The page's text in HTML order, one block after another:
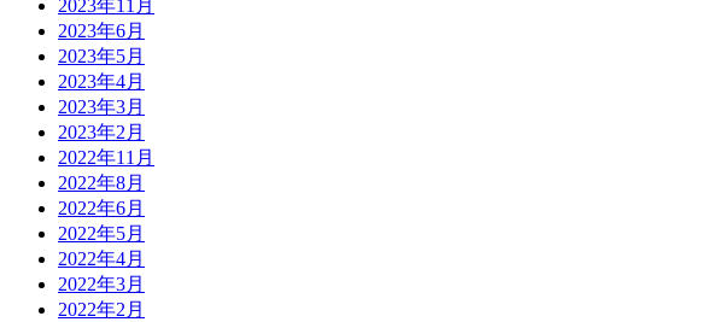
2023年11月
2023年6月
2023年5月
2023年4月
2023年3月
2023年2月
2022年11月
2022年8月
2022年6月
2022年5月
2022年4月
2022年3月
2022年2月